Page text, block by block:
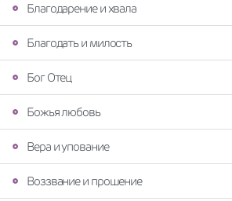
Благодарение и хвала
Благодать и милость
Бог Отец
Божья любовь
Вера и упование
Воззвание и прошение